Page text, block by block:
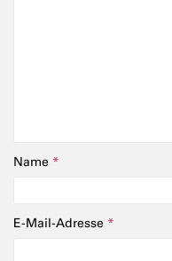
Name *
E-Mail-Adresse *